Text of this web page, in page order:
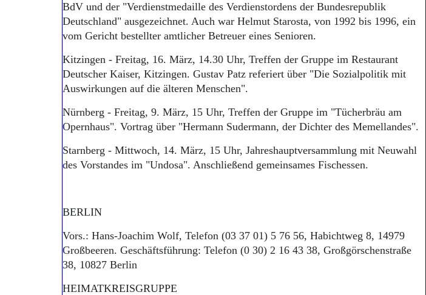
BdV und der "Verdienstmedaille des Verdienstordens der Bundesrepublik
Deutschland" ausgezeichnet. Auch war Helmut Starosta, von 1992 bis 1996, ein
vom Gericht bestellter amtlicher Betreuer eines Senioren.
Kitzingen - Freitag, 16. März, 14.30 Uhr, Treffen der Gruppe im Restaurant
Deutscher Kaiser, Kitzingen. Gustav Patz referiert über "Die Sozialpolitik mit
Auswirkungen auf die älteren Menschen".
Nürnberg - Freitag, 9. März, 15 Uhr, Treffen der Gruppe im "Tücherbräu am
Opernhaus". Vortrag über "Hermann Sudermann, der Dichter des Memellandes".
Starnberg - Mittwoch, 14. März, 15 Uhr, Jahreshauptversammlung mit Neuwahl
des Vorstandes im "Undosa". Anschließend gemeinsames Fischessen.
BERLIN
Vors.: Hans-Joachim Wolf, Telefon (03 37 01) 5 76 56, Habichtweg 8, 14979
Großbeeren. Geschäftsführung: Telefon (0 30) 2 16 43 38, Großgörschenstraße
38, 10827 Berlin
HEIMATKREISGRUPPE